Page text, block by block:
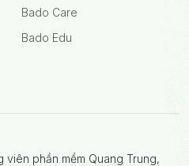
viên phần mềm Quang Trung,
Bado Care
Bado Edu